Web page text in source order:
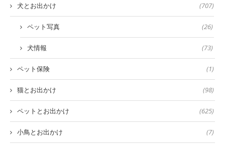
犬とお出かけ (707)
ペット写真 (26)
犬情報 (73)
ペット保険 (1)
猫とお出かけ (98)
ペットとお出かけ (625)
小鳥とお出かけ (7)